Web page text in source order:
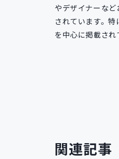
やデザイナーな
されています。
を中心に掲載され
関連記事